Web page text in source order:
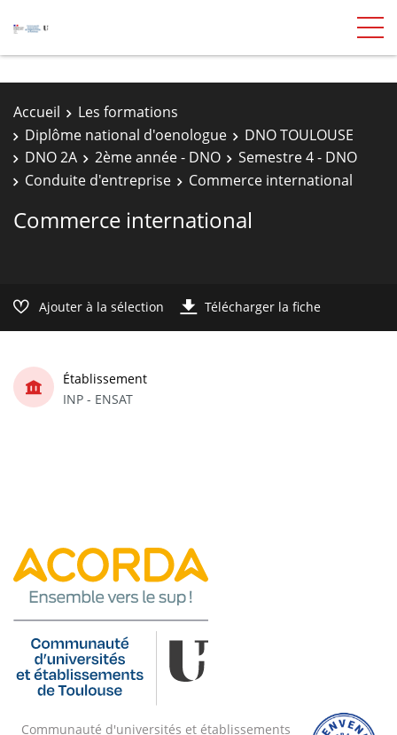
Accueil
Les formations
Diplôme national d'oenologue
DNO TOULOUSE
DNO 2A
2ème année - DNO
Semestre 4 - DNO
Conduite d'entreprise
Commerce international
Commerce international
Ajouter à la sélection Télécharger la fiche
Établissement
INP - ENSAT
Communauté d'universités et établissements